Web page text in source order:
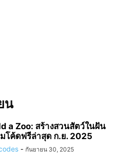
น
a Zoo: สร้างสวนสัตว์ในฝัน
โค้ดฟรีล่าสุด ก.ย. 2025
- กันยายน 30, 2025